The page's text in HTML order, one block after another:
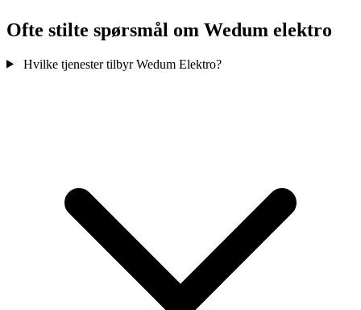
Ofte stilte spørsmål om Wedum elektro
Hvilke tjenester tilbyr Wedum Elektro?